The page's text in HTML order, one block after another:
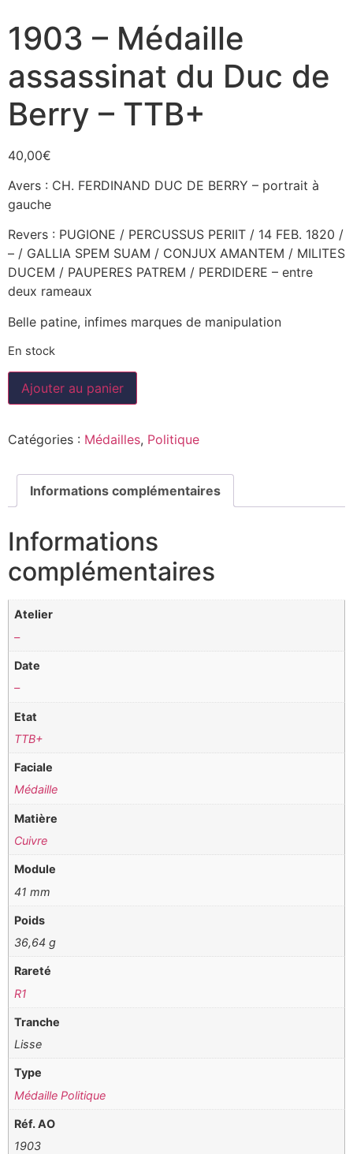
1903 – Médaille
assassinat du Duc de
Berry – TTB+
40,00€
Avers : CH. FERDINAND DUC DE BERRY – portrait à
gauche
Revers : PUGIONE / PERCUSSUS PERIIT / 14 FEB. 1820 /
– / GALLIA SPEM SUAM / CONJUX AMANTEM / MILITES
DUCEM / PAUPERES PATREM / PERDIDERE – entre
deux rameaux
Belle patine, infimes marques de manipulation
En stock
Ajouter au panier
Catégories : Médailles, Politique
Informations complémentaires
Informations
complémentaires
Atelier
–
Date
–
Etat
TTB+
Faciale
Médaille
Matière
Cuivre
Module
41 mm
Poids
36,64 g
Rareté
R1
Tranche
Lisse
Type
Médaille Politique
Réf. AO
1903